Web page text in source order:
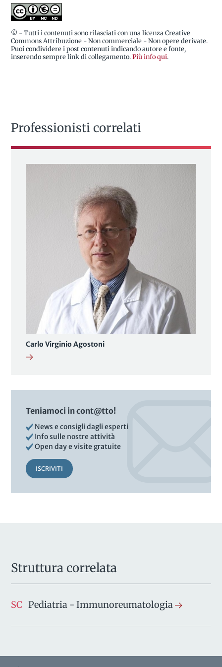
© - Tutti i contenuti sono rilasciati con una licenza Creative
Commons Attribuzione - Non commerciale - Non opere derivate.
Puoi condividere i post contenuti indicando autore e fonte,
inserendo sempre link di collegamento.Più info qui.
Professionisti correlati
Carlo Virginio Agostoni
Teniamoci in cont@tto!
News e consigli dagli esperti
Info sulle nostre attività
Open day e visite gratuite
ISCRIVITI
Struttura correlata
SC Pediatria - Immunoreumatologia